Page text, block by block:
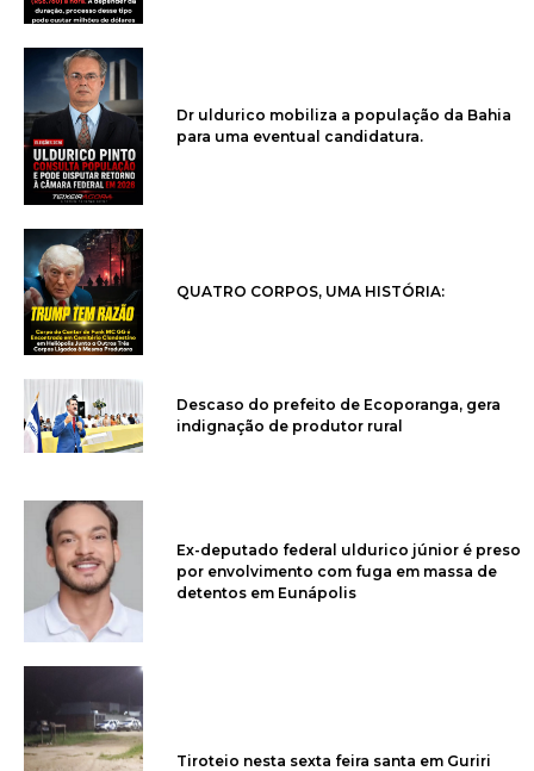
Dr uldurico mobiliza a população da Bahia
para uma eventual candidatura.
QUATRO CORPOS, UMA HISTÓRIA:
Descaso do prefeito de Ecoporanga, gera
indignação de produtor rural
Ex-deputado federal uldurico júnior é preso
por envolvimento com fuga em massa de
detentos em Eunápolis
Tiroteio nesta sexta feira santa em Guriri